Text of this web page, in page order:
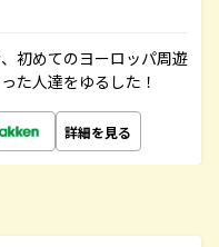
初めてのヨーロッパ周遊
た人達をゆるした！
詳細を見る